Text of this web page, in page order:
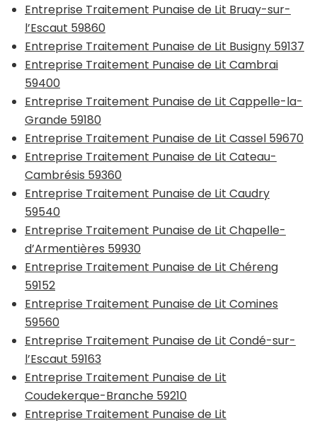
Entreprise Traitement Punaise de Lit Bruay-sur-
l’Escaut 59860
Entreprise Traitement Punaise de Lit Busigny 59137
Entreprise Traitement Punaise de Lit Cambrai
59400
Entreprise Traitement Punaise de Lit Cappelle-la-
Grande 59180
Entreprise Traitement Punaise de Lit Cassel 59670
Entreprise Traitement Punaise de Lit Cateau-
Cambrésis 59360
Entreprise Traitement Punaise de Lit Caudry
59540
Entreprise Traitement Punaise de Lit Chapelle-
d’Armentières 59930
Entreprise Traitement Punaise de Lit Chéreng
59152
Entreprise Traitement Punaise de Lit Comines
59560
Entreprise Traitement Punaise de Lit Condé-sur-
l’Escaut 59163
Entreprise Traitement Punaise de Lit
Coudekerque-Branche 59210
Entreprise Traitement Punaise de Lit